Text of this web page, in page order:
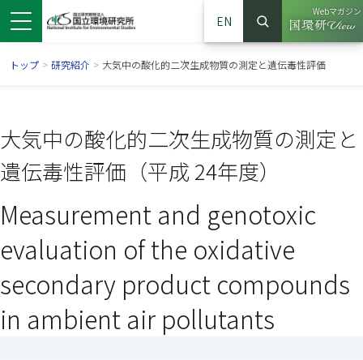
ドウで開きます）
ンドウで開きます）
ウインドウで開きます）
EN
サイト内検索
検索
Webマガジン
（別ウイ
トップ > 研究紹介 > 大気中の酸化的二次生成物質の測定と遺伝毒性評価
大気中の酸化的二次生成物質の測定と
遺伝毒性評価（平成 24年度）
Measurement and genotoxic
evaluation of the oxidative
secondary product compounds
in ambient air pollutants